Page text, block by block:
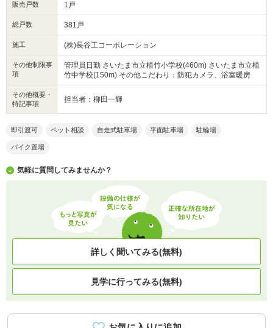
販売戸数 1戸
総戸数 381戸
施工 (株)長谷工コーポレーション
その他制限事
項
管理員日勤 さいたま市立植竹小学校(460m) さいたま市立植
竹中学校(150m) その他こだわり：防犯カメラ、浴室暖房
その他概要・
特記事項
担当者：柳田一輝
即引渡可 ペット相談 自走式駐車場 平面駐車場 駐輪場
バイク置場
気軽に質問してみませんか？
詳しく聞いてみる(無料)
見学に行ってみる(無料)